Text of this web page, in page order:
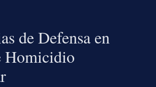
de Defensa en
Homicidio